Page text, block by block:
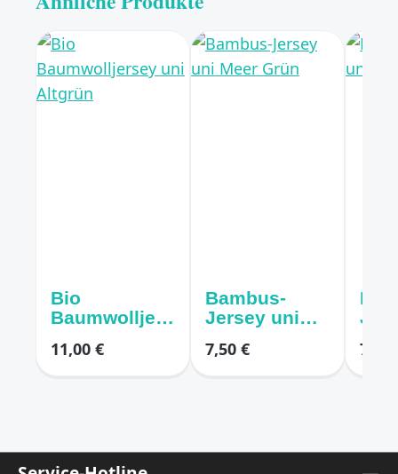
Bio
Baumwolljers
Altgrün
11,00 €
Bambus-
Jersey uni
7,50 € 7,50